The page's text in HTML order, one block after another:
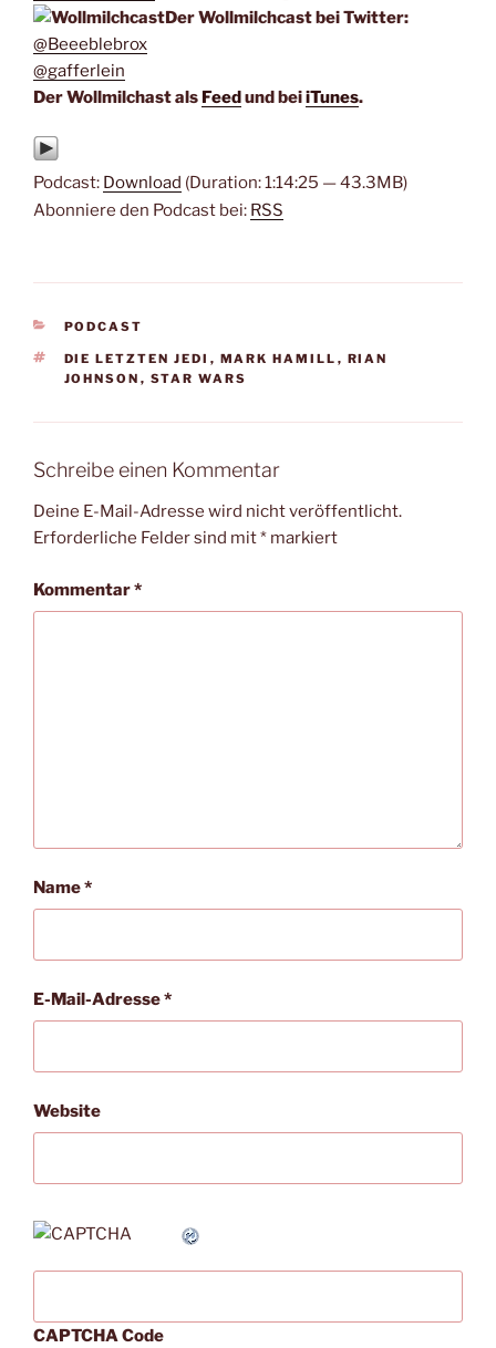
Der Wollmilchcast bei Twitter:
@Beeeblebrox
@gafferlein
Der Wollmilchast als Feedund beiiTunes.
Podcast: Download (Duration: 1:14:25 — 43.3MB)
Abonniere den Podcast bei: RSS
KATEGORIEN
PODCAST
SCHLAGWÖRTER
DIE LETZTEN JEDI , MARK HAMILL , RIAN
JOHNSON , STAR WARS
Schreibe einen Kommentar
Deine E-Mail-Adresse wird nicht veröffentlicht.
Erforderliche Felder sind mit* markiert
Kommentar*
Name*
E-Mail-Adresse*
Website
CAPTCHA Code